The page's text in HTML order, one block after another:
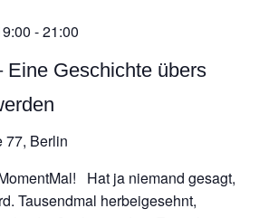
Eine Geschichte übers
-21:00
77, Berlin
Hat ja niemand gesagt,
Tausendmal herbeigesehnt,